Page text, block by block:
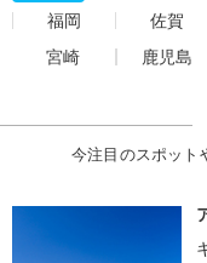
福岡
佐賀
宮崎
鹿児島
今注目のスポット